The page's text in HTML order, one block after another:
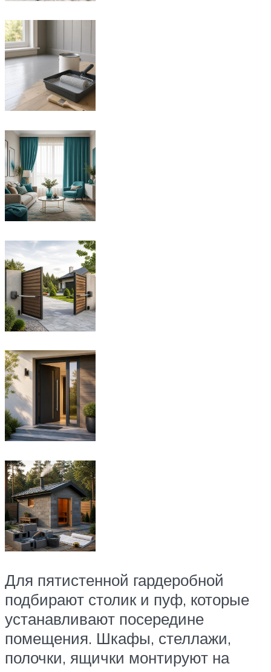
Для пятистенной гардеробной
подбирают столик и пуф, которые
устанавливают посередине
помещения. Шкафы, стеллажи,
полочки, ящички монтируют на